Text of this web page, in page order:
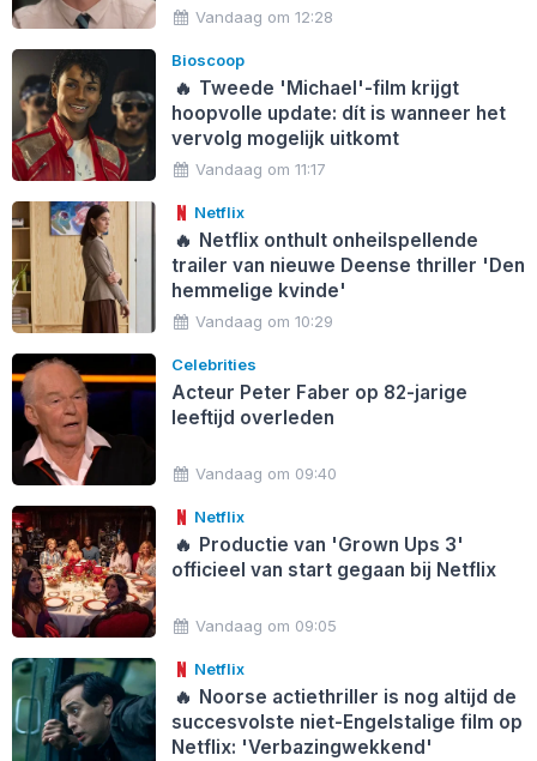
Vandaag om 12:28
Bioscoop
🔥 Tweede 'Michael'-film krijgt
hoopvolle update: dít is wanneer het
vervolg mogelijk uitkomt
Vandaag om 11:17
Netflix
🔥 Netflix onthult onheilspellende
trailer van nieuwe Deense thriller 'Den
hemmelige kvinde'
Vandaag om 10:29
Celebrities
Acteur Peter Faber op 82-jarige
leeftijd overleden
Vandaag om 09:40
Netflix
🔥 Productie van 'Grown Ups 3'
officieel van start gegaan bij Netflix
Vandaag om 09:05
Netflix
🔥 Noorse actiethriller is nog altijd de
succesvolste niet-Engelstalige film op
Netflix: 'Verbazingwekkend'